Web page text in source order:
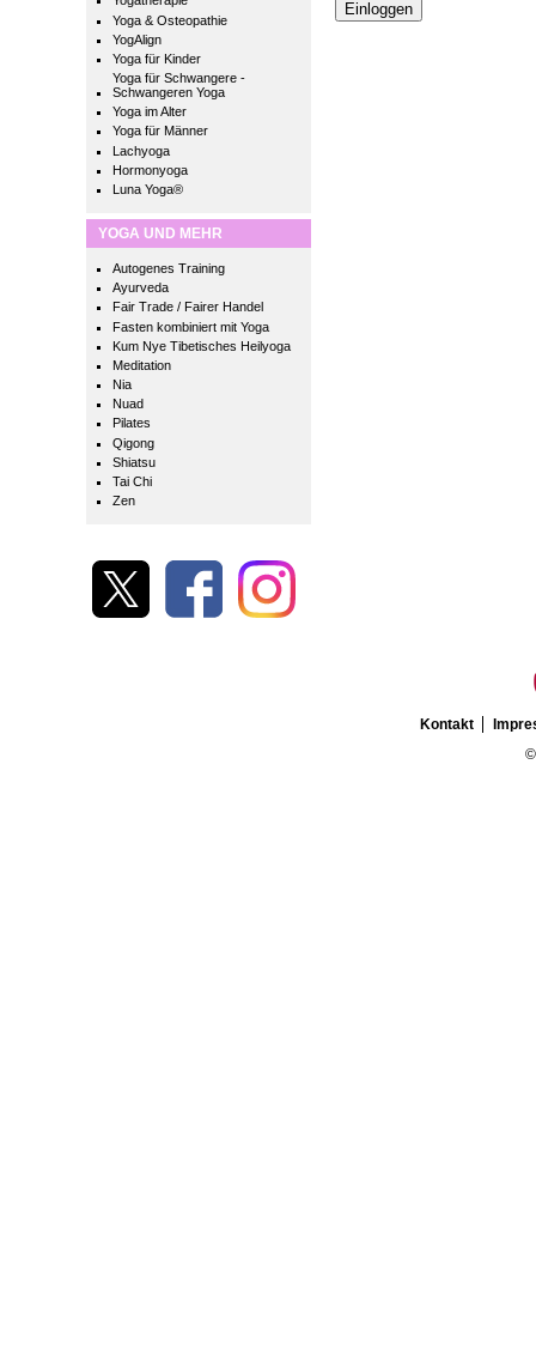
Yoga & Osteopathie
YogAlign
Yoga für Kinder
Yoga für Schwangere -
Schwangeren Yoga
Yoga im Alter
Yoga für Männer
Lachyoga
Hormonyoga
Luna Yoga®
YOGA UND MEHR
Autogenes Training
Ayurveda
Fair Trade / Fairer Handel
Fasten kombiniert mit Yoga
Kum Nye Tibetisches Heilyoga
Meditation
Nia
Nuad
Pilates
Qigong
Shiatsu
Tai Chi
Zen
Kontakt
©